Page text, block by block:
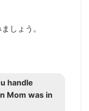
しょう。
handle
Mom was in